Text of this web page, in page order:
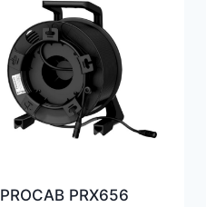
PROCAB PRX656